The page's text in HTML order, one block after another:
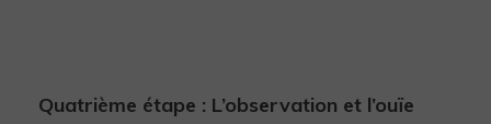
Quatrième étape : L’observation et l’ouïe